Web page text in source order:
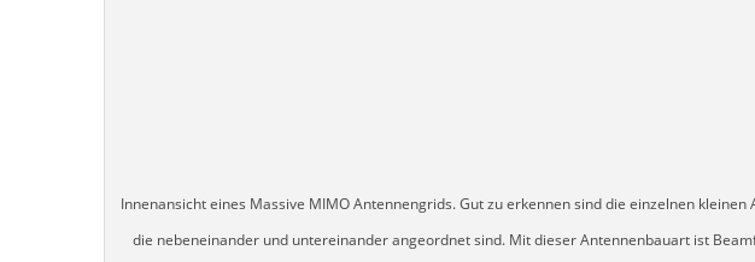
Innenansicht eines Massive MIMO Antennengrids. Gut zu erkennen sind die einzelnen kleinen
die nebeneinander und untereinander angeordnet sind. Mit dieser Antennenbauart ist